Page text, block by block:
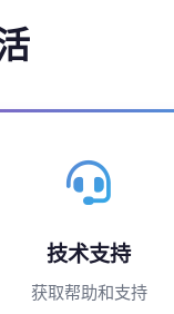
技术支持
获取帮助和支持